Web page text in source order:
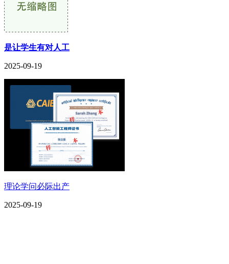
是让学生有对人工
2025-09-19
理论学问必际出产
2025-09-19